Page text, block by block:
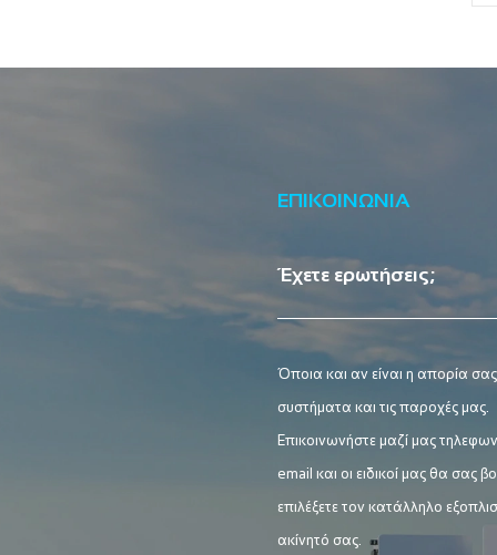
ΕΠΙΚΟΙΝΩΝΙΑ
Έχετε ερωτήσεις;
Όποια και αν είναι η απορία σας
συστήματα και τις παροχές μας.
Επικοινωνήστε μαζί μας
email και οι ειδικοί μας θα σας
επιλέξετε τον κατάλληλο
ακίνητό σας.